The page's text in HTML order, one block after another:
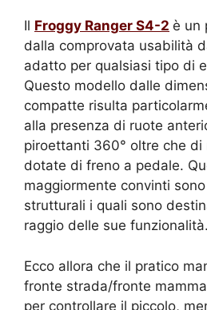
Il Froggy Ranger S4-2 è un
dalla comprovata usabilità
adatto per qualsiasi tipo di
Questo modello dalle
compatte risulta
alla presenza di ruote
piroettanti 360° oltre che di
dotate di freno a pedale.
maggiormente convinti
strutturali i quali sono
raggio delle sue funzionalità.
Ecco allora che il pratico
fronte strada/fronte
per controllare il piccolo,